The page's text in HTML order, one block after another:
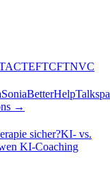
ACTEFTCFTNVC
SoniaBetterHelp
→
sicher?KI- vs.
KI-Coaching